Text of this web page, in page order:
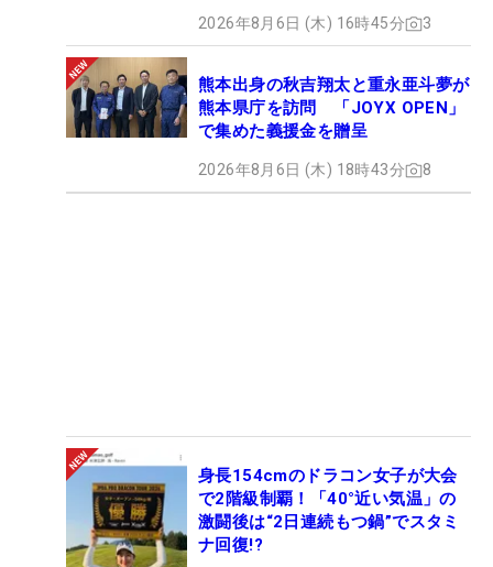
2026年8月6日 (木) 16時45分 3
熊本出身の秋吉翔太と重永亜斗夢が
熊本県庁を訪問 「JOYX OPEN」
で集めた義援金を贈呈
2026年8月6日 (木) 18時43分 8
身長154cmのドラコン女子が大会
で2階級制覇！「40°近い気温」の
激闘後は“2日連続もつ鍋”でスタミ
ナ回復!?